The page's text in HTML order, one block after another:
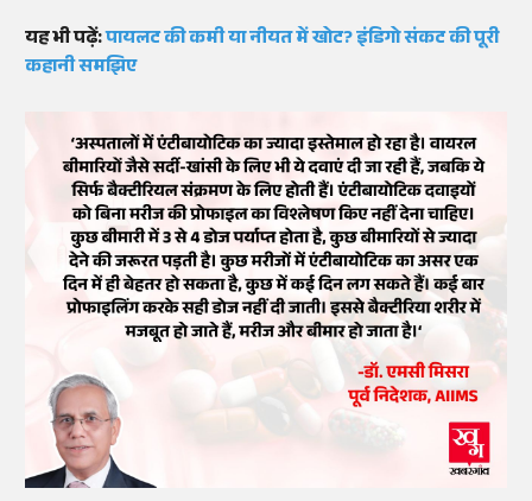
यह भी पढ़ें:पायलट की कमी या नीयत में खोट? इंडिगो संकट की पूरी
कहानी समझिए